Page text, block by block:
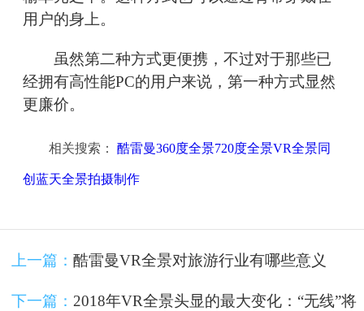
用户的身上。
虽然第二种方式更便携，不过对于那些已
经拥有高性能PC的用户来说，第一种方式显然
更廉价。
相关搜索： 酷雷曼360度全景720度全景VR全景同
创蓝天全景拍摄制作
上一篇： 酷雷曼VR全景对旅游行业有哪些意义
下一篇： 2018年VR全景头显的最大变化：“无线”将